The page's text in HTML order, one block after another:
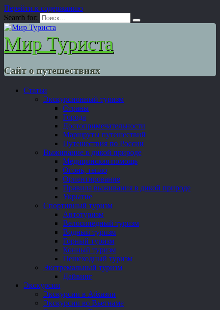
Перейти к содержанию
Search for:
Мир Туриста
Сайт о путешествиях
Статьи
Экскурсионный туризм
Страны
Города
Достопримечательности
Маршруты путешествий
Путешествия по России
Выживание в дикой природе
Медицинская помощь
Огонь, тепло
Ориентирование
Правила выживания в дикой природе
Укрытие
Спортивный туризм
Автотуризм
Велосипедный туризм
Водный туризм
Горный туризм
Конный туризм
Пешеходный туризм
Экстремальный туризм
Дайвинг
Экскурсии
Экскурсии в Абхазии
Экскурсии во Вьетнаме